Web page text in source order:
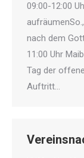
09:00-12:00
nach dem
11:00 Uhr
Tag der
Auftritt…